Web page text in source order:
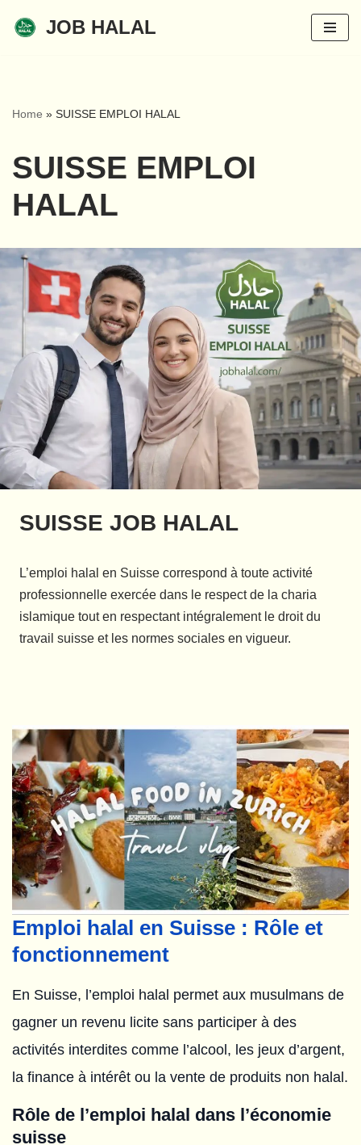
JOB HALAL
Home » SUISSE EMPLOI HALAL
SUISSE EMPLOI
HALAL
SUISSE JOB HALAL
L’emploi halal en Suisse correspond à toute activité
professionnelle exercée dans le respect de la charia
islamique tout en respectant intégralement le droit du
travail suisse et les normes sociales en vigueur.
Emploi halal en Suisse : Rôle et
fonctionnement
En Suisse, l’emploi halal permet aux musulmans de
gagner un revenu licite sans participer à des
activités interdites comme l’alcool, les jeux d’argent,
la finance à intérêt ou la vente de produits non halal.
Rôle de l’emploi halal dans l’économie
suisse